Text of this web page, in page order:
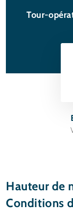
Tour-
Hauteur de
Conditions